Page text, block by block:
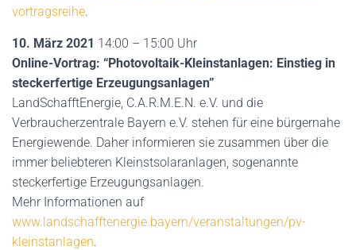
vortragsreihe.
10. März 2021 14:00 – 15:00 Uhr
Online-Vortrag: “Photovoltaik-Kleinstanlagen: Einstieg in
steckerfertige Erzeugungsanlagen”
LandSchafftEnergie, C.A.R.M.E.N. e.V. und die
Verbraucherzentrale Bayern e.V. stehen für eine bürgernahe
Energiewende. Daher informieren sie zusammen über die
immer beliebteren Kleinstsolaranlagen, sogenannte
steckerfertige Erzeugungsanlagen.
Mehr Informationen auf
www.landschafftenergie.bayern/veranstaltungen/pv-
kleinstanlagen.